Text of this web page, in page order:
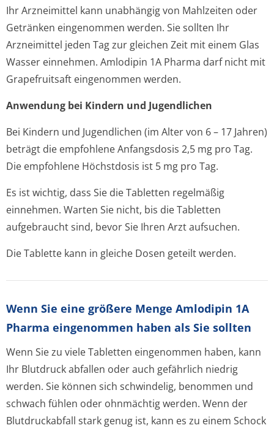
Ihr Arzneimittel kann unabhängig von Mahlzeiten oder
Getränken eingenommen werden. Sie sollten Ihr
Arzneimittel jeden Tag zur gleichen Zeit mit einem Glas
Wasser einnehmen. Amlodipin 1A Pharma darf nicht mit
Grapefruitsaft eingenommen werden.
Anwendung bei Kindern und Jugendlichen
Bei Kindern und Jugendlichen (im Alter von 6 – 17 Jahren)
beträgt die empfohlene Anfangsdosis 2,5 mg pro Tag.
Die empfohlene Höchstdosis ist 5 mg pro Tag.
Es ist wichtig, dass Sie die Tabletten regelmäßig
einnehmen. Warten Sie nicht, bis die Tabletten
aufgebraucht sind, bevor Sie Ihren Arzt aufsuchen.
Die Tablette kann in gleiche Dosen geteilt werden.
Wenn Sie eine größere Menge Amlodipin 1A
Pharma eingenommen haben als Sie sollten
Wenn Sie zu viele Tabletten eingenommen haben, kann
Ihr Blutdruck abfallen oder auch gefährlich niedrig
werden. Sie können sich schwindelig, benommen und
schwach fühlen oder ohnmächtig werden. Wenn der
Blutdruckabfall stark genug ist, kann es zu einem Schock